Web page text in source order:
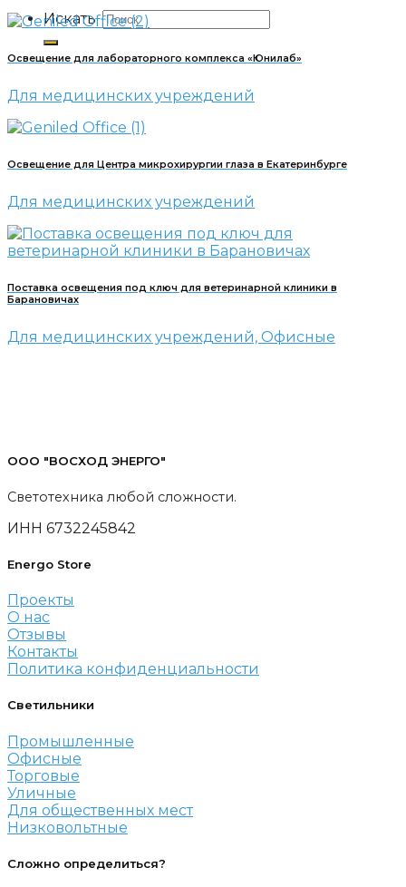
Искать:
Освещение для лабораторного комплекса «Юнилаб»
Для медицинских учреждений
Освещение для Центра микрохирургии глаза в Екатеринбурге
Для медицинских учреждений
Поставка освещения под ключ для ветеринарной клиники в
Барановичах
Для медицинских учреждений, Офисные
ООО "ВОСХОД ЭНЕРГО"
Светотехника любой сложности.
ИНН 6732245842
Energo Store
Проекты
О нас
Отзывы
Контакты
Политика конфиденциальности
Светильники
Промышленные
Офисные
Торговые
Уличные
Для общественных мест
Низковольтные
Сложно определиться?